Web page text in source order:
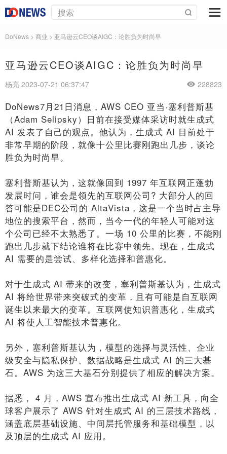
DoNews > 商业 > 亚马逊云CEO谈AIGC：论胜负为时尚早
亚马逊云CEO谈AIGC：论胜负为时尚早
杨亮 2023-07-21 06:37:47 228823
DoNews7月21日消息，AWS CEO 亚当·塞利普斯基
（Adam Selipsky）日前在接受媒体采访时就生成式
AI 发表了自己的观点。他认为，生成式 AI 目前处于
非常早期的阶段，就像十公里比赛刚跑出几步，谈论
胜负为时尚早。
塞利普斯基认为，这就像回到 1997 年互联网正蓬勃
发展时问，谁会是领先的互联网公司? 大部分人的回
答可能是DEC公司的 AltaVista，这是一个当时占主导
地位的搜索平台，然而，当今一代的年轻人可能对这
个公司已经不太熟悉了。一场 10 公里的比赛，不能刚
跑出几步就下结论谁将在比赛中领先。现在，生成式
AI 需要的是尝试、多样化选择和普惠化。
对于生成式 AI 带来的改变，塞利普斯基认为，生成式
AI 将给世界带来突破式的变革，且有可能是自互联网
诞生以来最大的变革。互联网使知识普惠化，生成式
AI 将使人工智能技术普惠化。
另外，塞利普斯基认为，模型的选择与灵活性、企业
级安全与隐私保护、数据战略是生成式 AI 的三大基
石。AWS 为这三大基石分别提供了相应的解决方案。
据悉， 4 月，AWS 宣布推出生成式 AI 新工具，向全
球客户展示了 AWS 针对生成式 AI 的三层技术路线，
涵盖底层基础设施、中间层托管服务和基础模型，以
及顶层的生成式 AI 应用。